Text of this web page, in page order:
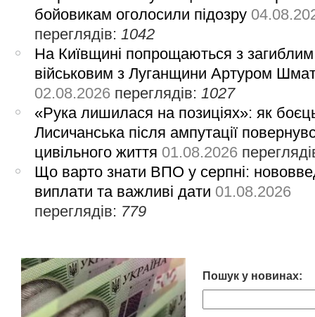
бойовикам оголосили підозру
переглядів: 1042
На Київщині попрощаються з загиблим
військовим з Луганщини Артуром
02.08.2026 переглядів: 1027
«Рука лишилася на позиціях»: як
Лисичанська після ампутації
цивільного життя 01.08.2026
Що варто знати ВПО у серпні:
виплати та важливі дати 01.08.2026
переглядів: 779
Пошук у новинах: